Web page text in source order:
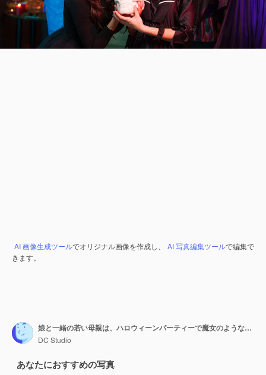
AI 画像生成ツールでオリジナル画像を作成し、 AI 写真編集ツールで編集で
きます。
娘と一緒の若い母親は、ハロウィーンパーティーで魔女のような格好をしました。大きな魔女の帽子を持つ陽気な女の子。
DC Studio
あなたにおすすめの写真